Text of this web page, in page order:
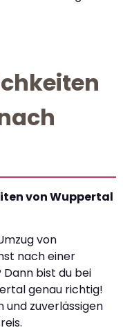
von Wuppertal
von
nach einer
bist du bei
genau richtig!
zuverlässigen